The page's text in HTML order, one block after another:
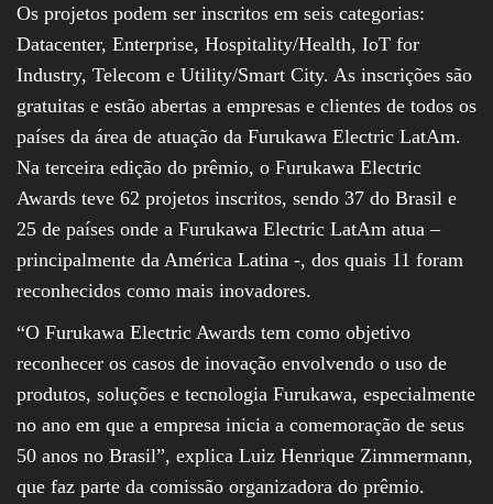
Os projetos podem ser inscritos em seis categorias:
Datacenter, Enterprise, Hospitality/Health, IoT for
Industry, Telecom e Utility/Smart City. As inscrições são
gratuitas e estão abertas a empresas e clientes de todos os
países da área de atuação da Furukawa Electric LatAm.
Na terceira edição do prêmio, o Furukawa Electric
Awards teve 62 projetos inscritos, sendo 37 do Brasil e
25 de países onde a Furukawa Electric LatAm atua –
principalmente da América Latina -, dos quais 11 foram
reconhecidos como mais inovadores.
“O Furukawa Electric Awards tem como objetivo
reconhecer os casos de inovação envolvendo o uso de
produtos, soluções e tecnologia Furukawa, especialmente
no ano em que a empresa inicia a comemoração de seus
50 anos no Brasil”, explica Luiz Henrique Zimmermann,
que faz parte da comissão organizadora do prêmio.